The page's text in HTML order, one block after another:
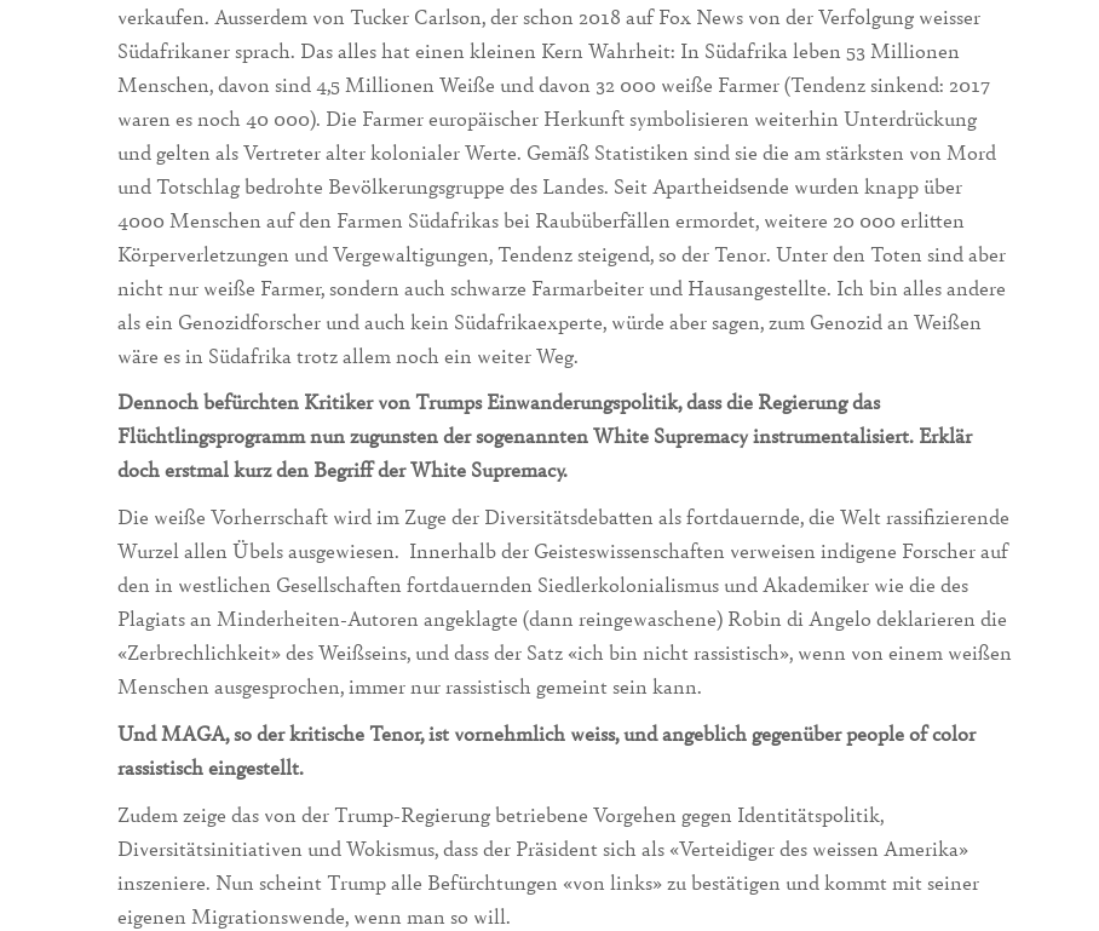
verkaufen. Ausserdem von Tucker Carlson, der schon 2018 auf Fox News von der Verfolgung weisser
Südafrikaner sprach. Das alles hat einen kleinen Kern Wahrheit: In Südafrika leben 53 Millionen
Menschen, davon sind 4,5 Millionen Weiße und davon 32 000 weiße Farmer (Tendenz sinkend: 2017
waren es noch 40 000). Die Farmer europäischer Herkunft symbolisieren weiterhin Unterdrückung
und gelten als Vertreter alter kolonialer Werte. Gemäß Statistiken sind sie die am stärksten von Mord
und Totschlag bedrohte Bevölkerungsgruppe des Landes. Seit Apartheidsende wurden knapp über
4000 Menschen auf den Farmen Südafrikas bei Raubüberfällen ermordet, weitere 20 000 erlitten
Körperverletzungen und Vergewaltigungen, Tendenz steigend, so der Tenor. Unter den Toten sind aber
nicht nur weiße Farmer, sondern auch schwarze Farmarbeiter und Hausangestellte. Ich bin alles andere
als ein Genozidforscher und auch kein Südafrikaexperte, würde aber sagen, zum Genozid an Weißen
wäre es in Südafrika trotz allem noch ein weiter Weg.
Dennoch befürchten Kritiker von Trumps Einwanderungspolitik, dass die Regierung das
Flüchtlingsprogramm nun zugunsten der sogenannten White Supremacy instrumentalisiert. Erklär
doch erstmal kurz den Begriff der White Supremacy.
Die weiße Vorherrschaft wird im Zuge der Diversitätsdebatten als fortdauernde, die Welt rassifizierende
Wurzel allen Übels ausgewiesen. Innerhalb der Geisteswissenschaften verweisen indigene Forscher auf
den in westlichen Gesellschaften fortdauernden Siedlerkolonialismus und Akademiker wie die des
Plagiats an Minderheiten-Autoren angeklagte (dann reingewaschene) Robin di Angelo deklarieren die
«Zerbrechlichkeit» des Weißseins, und dass der Satz «ich bin nicht rassistisch», wenn von einem weißen
Menschen ausgesprochen, immer nur rassistisch gemeint sein kann.
Und MAGA, so der kritische Tenor, ist vornehmlich weiss, und angeblich gegenüber people of color
rassistisch eingestellt.
Zudem zeige das von der Trump-Regierung betriebene Vorgehen gegen Identitätspolitik,
Diversitätsinitiativen und Wokismus, dass der Präsident sich als «Verteidiger des weissen Amerika»
inszeniere. Nun scheint Trump alle Befürchtungen «von links» zu bestätigen und kommt mit seiner
eigenen Migrationswende, wenn man so will.